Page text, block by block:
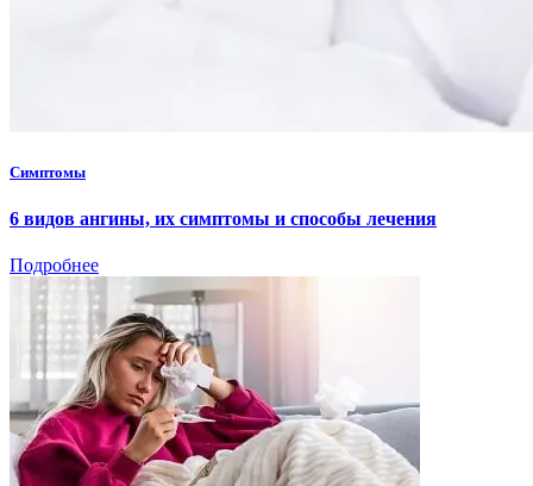
Симптомы
6 видов ангины, их симптомы и способы лечения
Подробнее